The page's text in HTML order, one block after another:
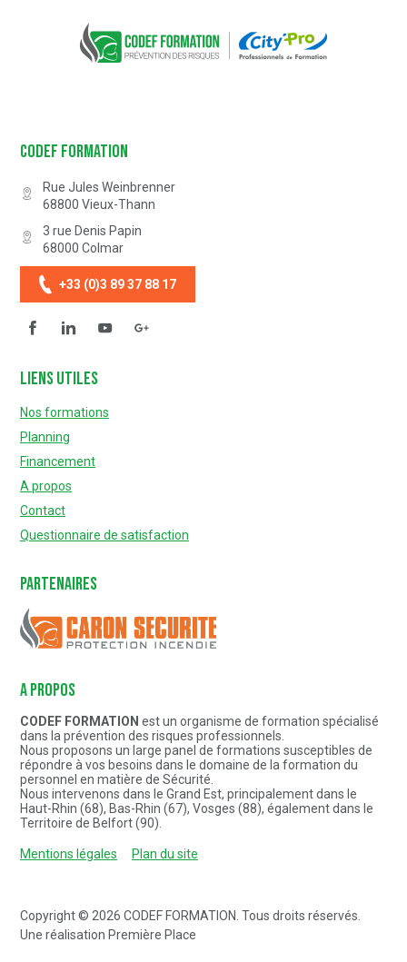
Codef Formation
Rue Jules Weinbrenner
68800 Vieux-Thann
3 rue Denis Papin
68000 Colmar
+33 (0)3 89 37 88 17
FacebookLinkedinYouTube
Liens utiles
Nos formations
Planning
Financement
A propos
Contact
Questionnaire de satisfaction
Partenaires
Caron Sécurité
A PROPOS
CODEF FORMATION est un organisme de formation spécialisé
dans la prévention des risques professionnels.
Nous proposons un large panel de formations susceptibles de
répondre à vos besoins dans le domaine de la formation du
personnel en matière de Sécurité.
Nous intervenons dans le Grand Est, principalement dans le
Haut-Rhin (68), Bas-Rhin (67), Vosges (88), également dans le
Territoire de Belfort (90).
Mentions légales Plan du site
Copyright © 2026 CODEF FORMATION. Tous droits réservés.
Une réalisation Première Place